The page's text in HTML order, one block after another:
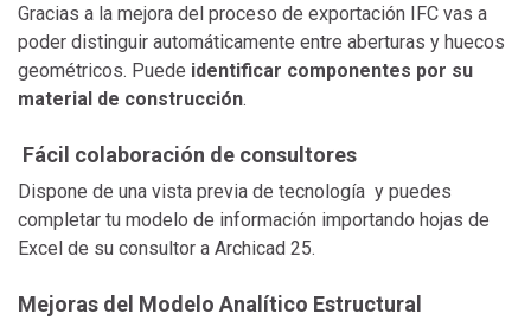
Gracias a la mejora del proceso de exportación IFC vas a
poder distinguir automáticamente entre aberturas y huecos
geométricos. Puede identificar componentes por su
material de construcción.
Fácil colaboración de consultores
Dispone de una vista previa de tecnología y puedes
completar tu modelo de información importando hojas de
Excel de su consultor a Archicad 25.
Mejoras del Modelo Analítico Estructural